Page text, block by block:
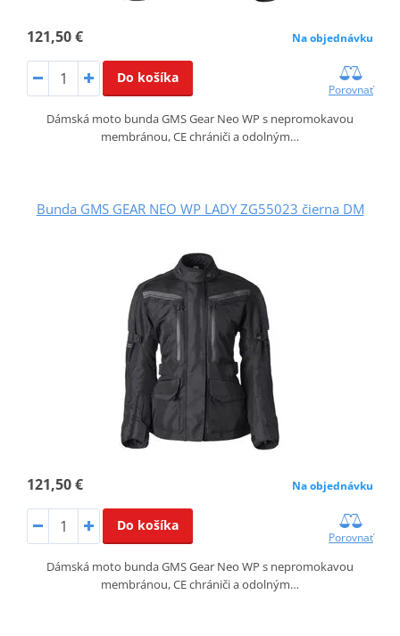
121,50 € Na objednávku
Do košíka
Porovnať
Dámská moto bunda GMS Gear Neo WP s nepromokavou
membránou, CE chrániči a odolným…
Bunda GMS GEAR NEO WP LADY ZG55023 čierna DM
121,50 € Na objednávku
Do košíka
Porovnať
Dámská moto bunda GMS Gear Neo WP s nepromokavou
membránou, CE chrániči a odolným…